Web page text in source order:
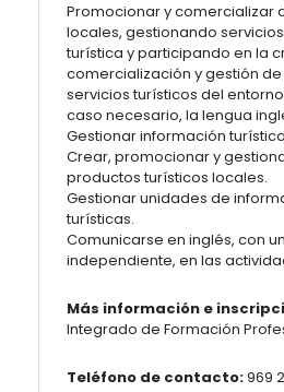
Promocionar y comercializar
locales, gestionando
turística y participando en la
comercialización y gestión
servicios turísticos del
caso necesario, la lengua
Gestionar información
Crear, promocionar y
productos turísticos locales.
Gestionar unidades de
turísticas.
Comunicarse en inglés, con
independiente, en las
Más información e
Integrado de Formación
Teléfono de contacto:969